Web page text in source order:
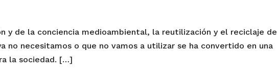
y de la conciencia medioambiental, la reutilización y el reciclaje de
no necesitamos o que no vamos a utilizar se ha convertido en una
la sociedad. […]